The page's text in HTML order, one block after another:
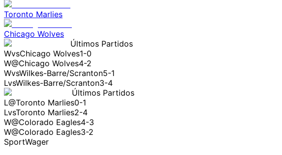
Toronto Marlies
Chicago Wolves
Últimos Partidos
WvsChicago Wolves1-0
W@Chicago Wolves4-2
WvsWilkes-Barre/Scranton5-1
LvsWilkes-Barre/Scranton3-4
Últimos Partidos
L@Toronto Marlies0-1
LvsToronto Marlies2-4
W@Colorado Eagles4-3
W@Colorado Eagles3-2
SportWager